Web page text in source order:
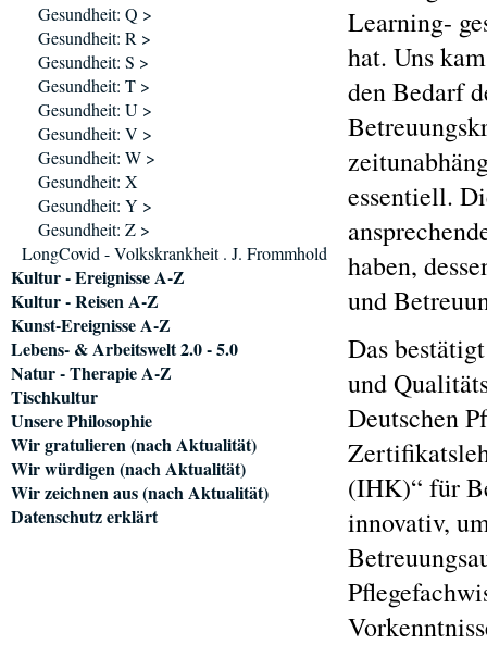
Learning-
hat. Uns
den Bedarf
essentiell.
haben,
und
Das
und
Deutschen
(IHK)“ für
innovativ,
Gesundheit: Q >
Gesundheit: R >
Gesundheit: S >
Gesundheit: T >
Gesundheit: U >
Gesundheit: V >
Gesundheit: W >
Gesundheit: X
Gesundheit: Y >
Gesundheit: Z >
LongCovid - Volkskrankheit . J. Frommhold
Kultur - Ereignisse A-Z
Kultur - Reisen A-Z
Kunst-Ereignisse A-Z
Lebens- & Arbeitswelt 2.0 - 5.0
Natur - Therapie A-Z
Tischkultur
Unsere Philosophie
Wir gratulieren (nach Aktualität)
Wir würdigen (nach Aktualität)
Wir zeichnen aus (nach Aktualität)
Datenschutz erklärt